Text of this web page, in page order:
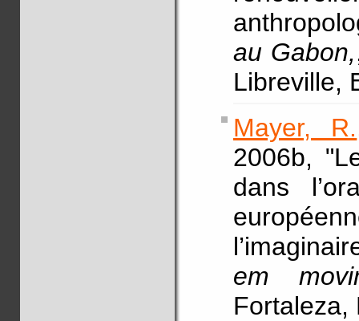
au Gabon,
Libreville,
Mayer, R.
2006b,
dans
em
Fortaleza,